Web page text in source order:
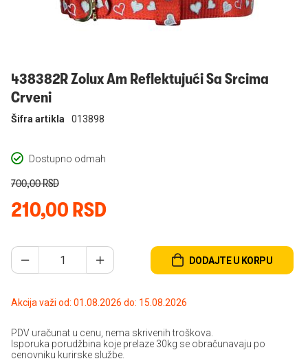
438382R Zolux Am Reflektujući Sa Srcima
Crveni
Dostupno odmah
Šifra artikla 013898
210,00 RSD
700,00 RSD
DODAJTE U KORPU
Akcija važi od: 01.08.2026 do: 15.08.2026
PDV uračunat u cenu, nema skrivenih troškova.
Isporuka porudžbina koje prelaze 30kg se obračunavaju po
cenovniku kurirske službe.